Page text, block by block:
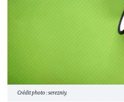
Crédit photo : serezniy.